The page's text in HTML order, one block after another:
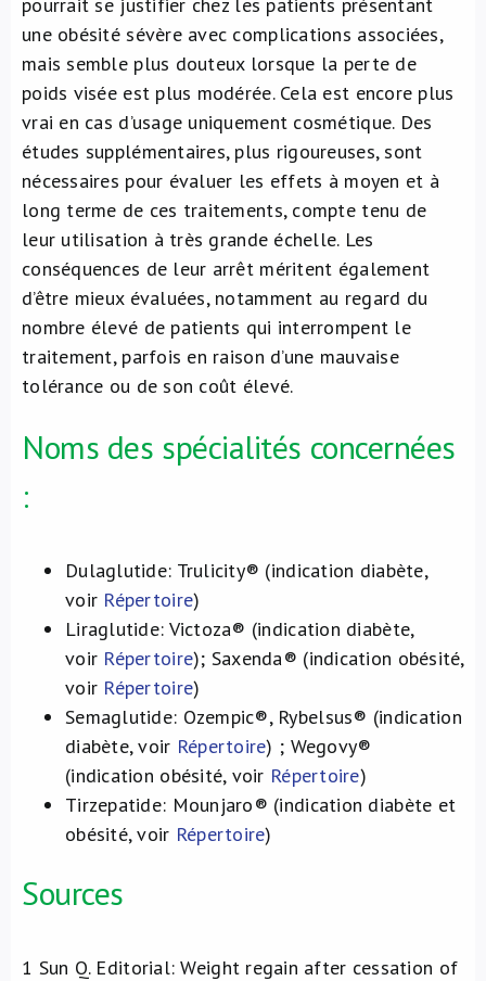
une obésité sévère avec complications associées,
mais semble plus douteux lorsque la perte de
poids visée est plus modérée. Cela est encore plus
vrai en cas d’usage uniquement cosmétique. Des
études supplémentaires, plus rigoureuses, sont
nécessaires pour évaluer les effets à moyen et à
long terme de ces traitements, compte tenu de
leur utilisation à très grande échelle. Les
conséquences de leur arrêt méritent également
d’être mieux évaluées, notamment au regard du
nombre élevé de patients qui interrompent le
traitement, parfois en raison d’une mauvaise
tolérance ou de son coût élevé.
Noms des spécialités concernées
:
Dulaglutide: Trulicity® (indication diabète,
voir Répertoire)
Liraglutide: Victoza® (indication diabète,
voir Répertoire); Saxenda® (indication obésité,
voir Répertoire)
Semaglutide: Ozempic®, Rybelsus® (indication
diabète, voir Répertoire) ; Wegovy®
(indication obésité, voir Répertoire)
Tirzepatide: Mounjaro® (indication diabète et
obésité, voir Répertoire)
Sources
1 Sun Q. Editorial: Weight regain after cessation of